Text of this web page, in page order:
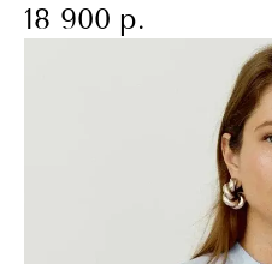
18 900 р.